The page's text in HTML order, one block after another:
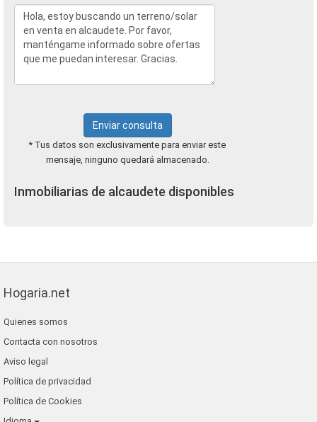
Enviar consulta
* Tus datos son exclusivamente para enviar este
mensaje, ninguno quedará almacenado.
Inmobiliarias de alcaudete disponibles
Hogaria.net
Quienes somos
Contacta con nosotros
Aviso legal
Política de privacidad
Política de Cookies